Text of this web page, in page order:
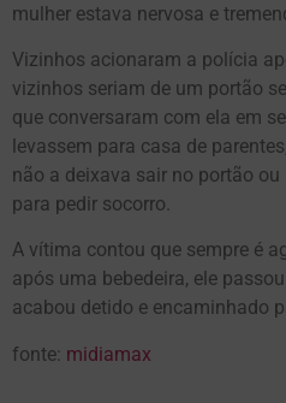
mulher estava nervosa e
Vizinhos acionaram a polícia
vizinhos seriam de um portão
que conversaram com ela em
levassem para casa de
não a deixava sair no portão
para pedir socorro.
A vítima contou que sempre é
após uma bebedeira, ele
acabou detido e encaminhado
fonte: midiamax